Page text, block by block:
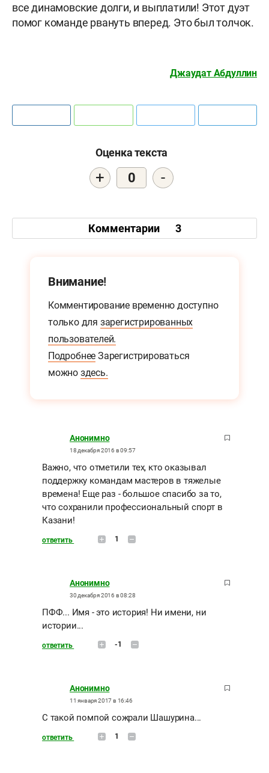
все динамовские долги, и выплатили! Этот дуэт
помог команде рвануть вперед. Это был толчок.
Джаудат Абдуллин
Оценка текста
+ 0 -
Комментарии 3
Внимание!
Комментирование временно доступно
только для зарегистрированных
пользователей.
Подробнее Зарегистрироваться
можно здесь.
Анонимно
18 декабря 2016 в 09:57
Важно, что отметили тех, кто оказывал
поддержку командам мастеров в тяжелые
времена! Еще раз - большое спасибо за то,
что сохранили профессиональный спорт в
Казани!
ответить 1
Анонимно
30 декабря 2016 в 08:28
ПФФ... Имя - это история! Ни имени, ни
истории...
ответить -1
Анонимно
11 января 2017 в 16:46
С такой помпой сожрали Шашурина...
ответить 1